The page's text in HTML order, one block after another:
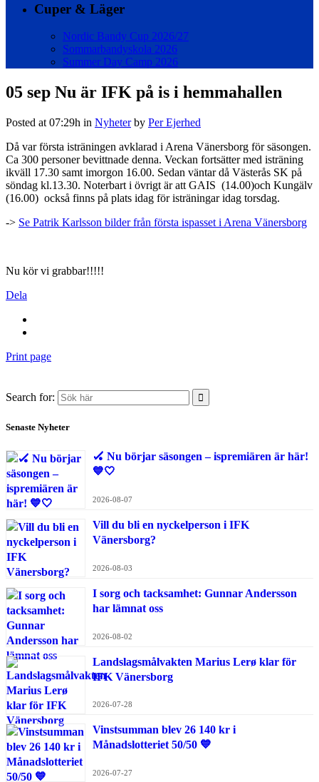
Cuper & Läger
Nordic Bandy Cup 2026/27
Sommarbandyskola 2026
Summer Day Camp 2026
05 sep Nu är IFK på is i hemmahallen
Posted at 07:29h in Nyheter by Per Ejerhed
Då var första isträningen avklarad i Arena Vänersborg för säsongen.
Ca 300 personer bevittnade denna. Veckan fortsätter med isträning
ikväll 17.30 samt imorgon 16.00. Sedan väntar då Västerås SK på
söndag kl.13.30. Noterbart i övrigt är att GAIS (14.00)och Kungälv
(16.00) också finns på plats idag för isträningar idag torsdag.
-> Se Patrik Karlsson bilder från första ispasset i Arena Vänersborg
Nu kör vi grabbar!!!!!
Dela
Print page
Search for:
Senaste Nyheter
🏑 Nu börjar säsongen – ispremiären är här!
💙🤍
2026-08-07
Vill du bli en nyckelperson i IFK
Vänersborg?
2026-08-03
I sorg och tacksamhet: Gunnar Andersson
har lämnat oss
2026-08-02
Landslagsmålvakten Marius Lerø klar för
IFK Vänersborg
2026-07-28
Vinstsumman blev 26 140 kr i
Månadslotteriet 50/50 💙
2026-07-27